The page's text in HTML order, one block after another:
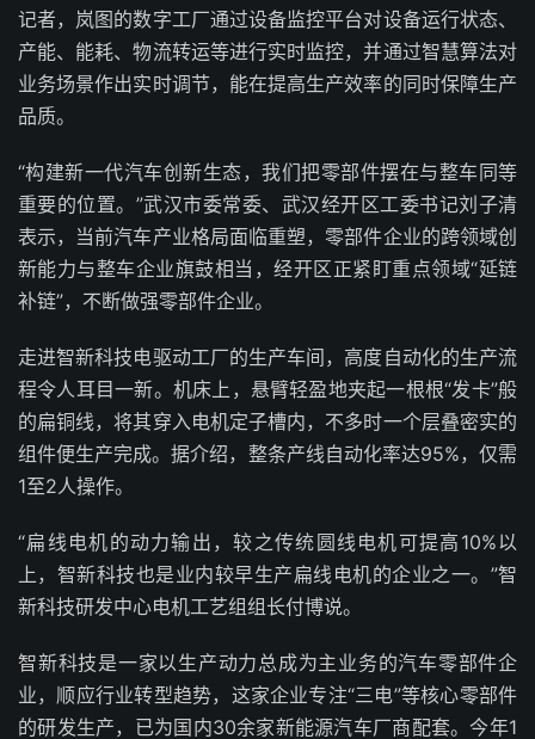
记者，岚图的数字工厂通过设备监控平台对设备运行状态、
产能、能耗、物流转运等进行实时监控，并通过智慧算法对
业务场景作出实时调节，能在提高生产效率的同时保障生产
品质。
“构建新一代汽车创新生态，我们把零部件摆在与整车同等
重要的位置。”武汉市委常委、武汉经开区工委书记刘子清
表示，当前汽车产业格局面临重塑，零部件企业的跨领域创
新能力与整车企业旗鼓相当，经开区正紧盯重点领域“延链
补链”，不断做强零部件企业。
走进智新科技电驱动工厂的生产车间，高度自动化的生产流
程令人耳目一新。机床上，悬臂轻盈地夹起一根根“发卡”般
的扁铜线，将其穿入电机定子槽内，不多时一个层叠密实的
组件便生产完成。据介绍，整条产线自动化率达95%，仅需
1至2人操作。
“扁线电机的动力输出，较之传统圆线电机可提高10%以
上，智新科技也是业内较早生产扁线电机的企业之一。”智
新科技研发中心电机工艺组组长付博说。
智新科技是一家以生产动力总成为主业务的汽车零部件企
业，顺应行业转型趋势，这家企业专注“三电”等核心零部件
的研发生产，已为国内30余家新能源汽车厂商配套。今年1